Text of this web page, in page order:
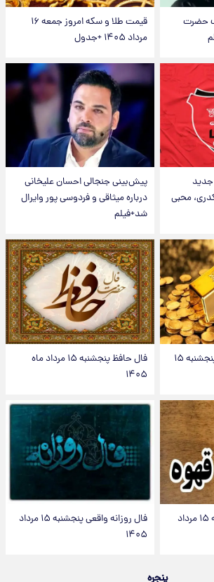
حضرت
قیمت طلا و سکه امروز جمعه ۱۶
مرداد ۱۴۰۵ +جدول
محبی
پیش‌بینی جنجالی احسان علیخانی
درباره میثاقی و فردوسی پور وایرال
شد+فیلم
قیمت طلا و سکه امروز پنجشنبه ۱۵
فال حافظ پنجشنبه ۱۵ مرداد ماه
۱۴۰۵
فال قهوه روزانه پنجشنبه ۱۵ مرداد
فال روزانه واقعی پنجشنبه ۱۵ مرداد
۱۴۰۵
پنجره